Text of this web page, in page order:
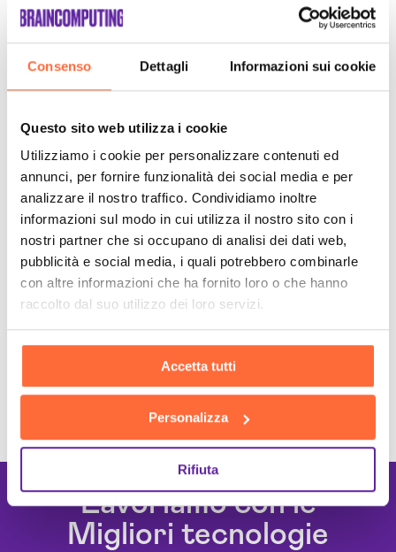
Consenso Dettagli Informazioni sui cookie
Questo sito web utilizza i cookie
Utilizziamo i cookie per personalizzare contenuti ed
annunci, per fornire funzionalità dei social media e per
analizzare il nostro traffico. Condividiamo inoltre
informazioni sul modo in cui utilizza il nostro sito con i
nostri partner che si occupano di analisi dei dati web,
pubblicità e social media, i quali potrebbero combinarle
con altre informazioni che ha fornito loro o che hanno
raccolto dal suo utilizzo dei loro servizi.
Accetta tutti
Personalizza
Rifiuta
Lavoriamo con le
Migliori tecnologie